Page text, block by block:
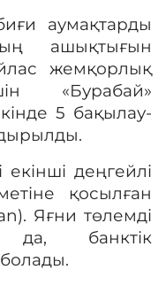
аумақтарды
ашықтығын
жемқорлық
«Бурабай»
5 бақылау-
екінші деңгейлі
қосылған
Яғни төлемді
банктік